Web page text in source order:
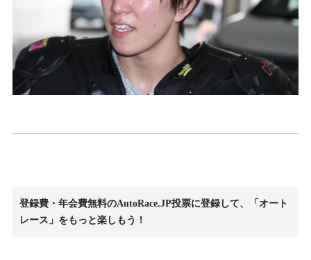
登録費・年会費無料のAutoRace.JP投票に登録して、「オート
レース」をもっと楽しもう！